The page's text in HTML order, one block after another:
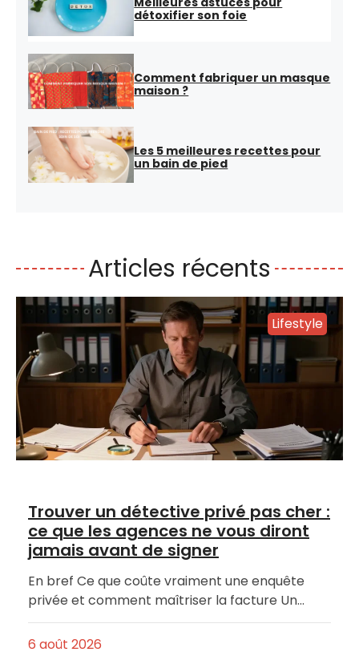
détoxifier son foie
Comment fabriquer un masque
maison ?
Les 5 meilleures recettes pour
un bain de pied
Articles récents
Lifestyle
Trouver un détective privé pas cher :
ce que les agences ne vous diront
jamais avant de signer
En bref Ce que coûte vraiment une enquête
privée et comment maîtriser la facture Un…
6 août 2026